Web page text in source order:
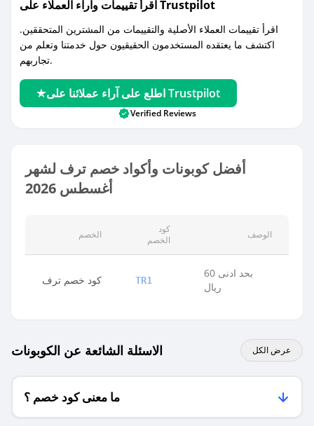
اقرأ تقييمات واراء العملاء على Trustpilot
اقرأ تقييمات العملاء الأصلية والتقييمات من المشترين المتحققين.
اكتشف ما يعتقده المستخدمون الحقيقيون حول خدمتنا وتعلم من
تجاربهم.
اطلع على آراء عملائنا على Trustpilot
Verified Reviews
أفضل كوبونات وأكواد خصم ترف لشهر
أغسطس 2026
الخصم
كود
الخصم
الوصف
كود خصم ترف TR1
بحد ادنى 60
ريال
الاسئلة الشائعة عن الكوبونات عرض الكل
ما معنى كود خصم ؟